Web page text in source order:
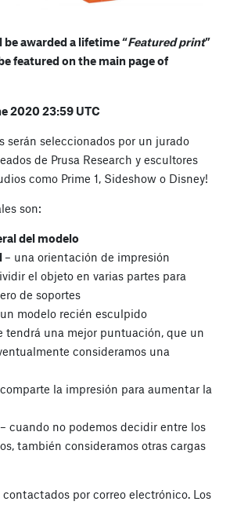
awarded a lifetime “Featured print”
featured on the main page of
2020 23:59 UTC
serán seleccionados por un jurado
de Prusa Research y escultores
como Prime 1, Sideshow o Disney!
son:
del modelo
– una orientación de impresión
el objeto en varias partes para
de soportes
modelo recién esculpido
tendrá una mejor puntuación, que un
consideramos una
la impresión para aumentar la
– cuando no podemos decidir entre los
también consideramos otras cargas
contactados por correo electrónico. Los